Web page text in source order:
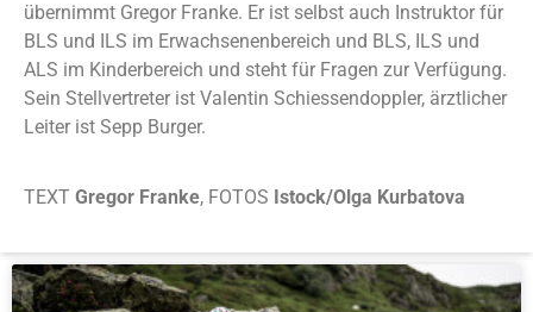
übernimmt Gregor Franke. Er ist selbst auch Instruktor für
BLS und ILS im Erwachsenenbereich und BLS, ILS und
ALS im Kinderbereich und steht für Fragen zur Verfügung.
Sein Stellvertreter ist Valentin Schiessendoppler, ärztlicher
Leiter ist Sepp Burger.
TEXT Gregor Franke, FOTOS Istock/Olga Kurbatova